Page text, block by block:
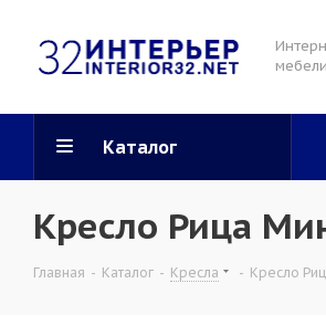
Каталог
Кресло Рица
Главная - Каталог - Кресла - Кресло